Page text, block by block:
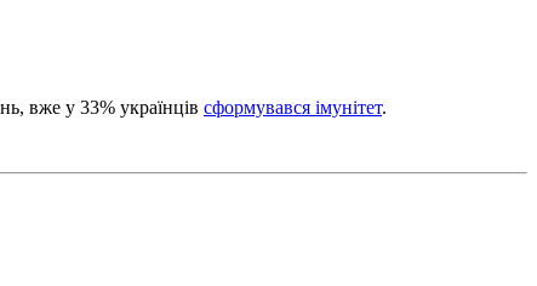
вже у 33% українців сформувався імунітет.